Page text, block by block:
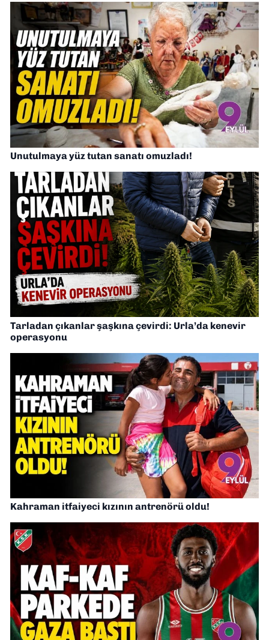
Unutulmaya yüz tutan sanatı omuzladı!
Tarladan çıkanlar şaşkına çevirdi: Urla’da kenevir
operasyonu
Kahraman itfaiyeci kızının antrenörü oldu!